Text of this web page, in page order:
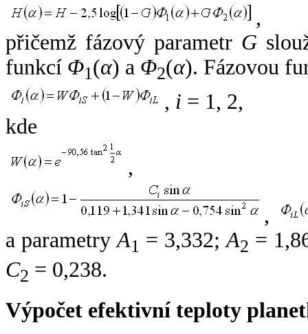
,
přičemž fázový parametr G
funkcí Φ1(α) a Φ2(α). Fázovou
, i = 1, 2,
kde
,
,
a parametryA1 = 3,332;A2 =
C2 = 0,238.
Výpočet efektivní teploty